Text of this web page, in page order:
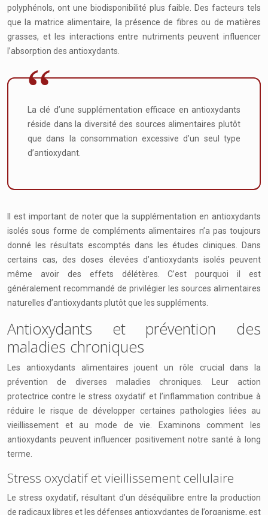
polyphénols, ont une biodisponibilité plus faible. Des facteurs tels
que la matrice alimentaire, la présence de fibres ou de matières
grasses, et les interactions entre nutriments peuvent influencer
l’absorption des antioxydants.
La clé d’une supplémentation efficace en antioxydants
réside dans la diversité des sources alimentaires plutôt
que dans la consommation excessive d’un seul type
d’antioxydant.
Il est important de noter que la supplémentation en antioxydants
isolés sous forme de compléments alimentaires n’a pas toujours
donné les résultats escomptés dans les études cliniques. Dans
certains cas, des doses élevées d’antioxydants isolés peuvent
même avoir des effets délétères. C’est pourquoi il est
généralement recommandé de privilégier les sources alimentaires
naturelles d’antioxydants plutôt que les suppléments.
Antioxydants et prévention des
maladies chroniques
Les antioxydants alimentaires jouent un rôle crucial dans la
prévention de diverses maladies chroniques. Leur action
protectrice contre le stress oxydatif et l’inflammation contribue à
réduire le risque de développer certaines pathologies liées au
vieillissement et au mode de vie. Examinons comment les
antioxydants peuvent influencer positivement notre santé à long
terme.
Stress oxydatif et vieillissement cellulaire
Le stress oxydatif, résultant d’un déséquilibre entre la production
de radicaux libres et les défenses antioxydantes de l’organisme, est